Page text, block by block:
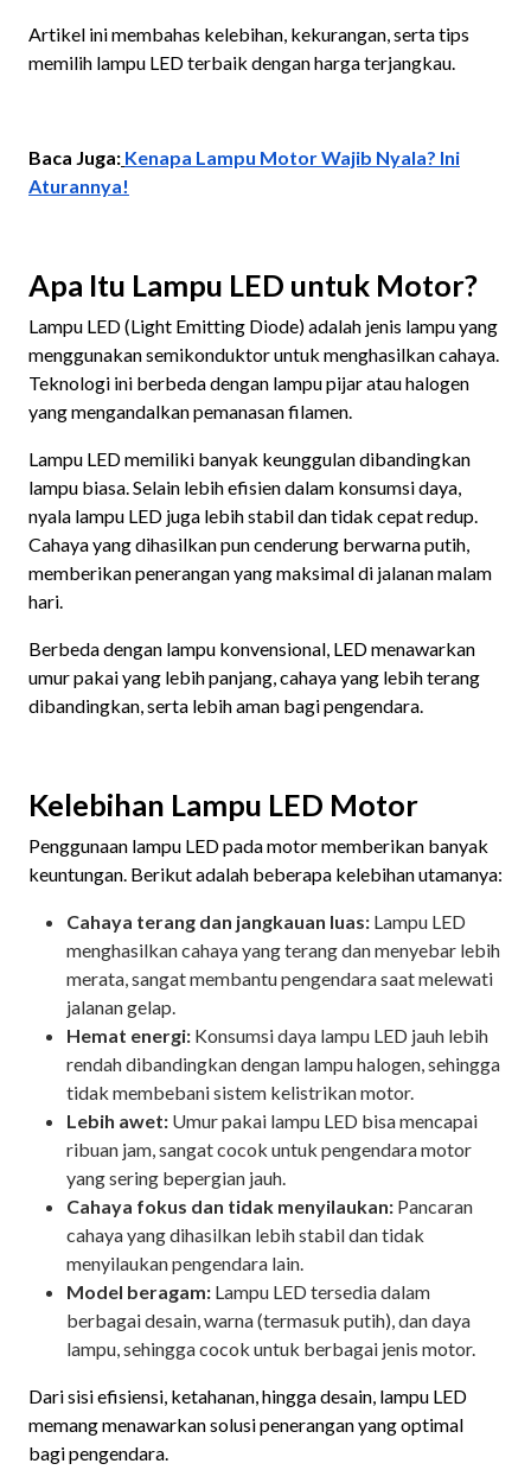
Artikel ini membahas kelebihan, kekurangan, serta tips
memilih lampu LED terbaik dengan harga terjangkau.
Baca Juga: Kenapa Lampu Motor Wajib Nyala? Ini
Aturannya!
Apa Itu Lampu LED untuk Motor?
Lampu LED (Light Emitting Diode) adalah jenis lampu yang
menggunakan semikonduktor untuk menghasilkan cahaya.
Teknologi ini berbeda dengan lampu pijar atau halogen
yang mengandalkan pemanasan filamen.
Lampu LED memiliki banyak keunggulan dibandingkan
lampu biasa. Selain lebih efisien dalam konsumsi daya,
nyala lampu LED juga lebih stabil dan tidak cepat redup.
Cahaya yang dihasilkan pun cenderung berwarna putih,
memberikan penerangan yang maksimal di jalanan malam
hari.
Berbeda dengan lampu konvensional, LED menawarkan
umur pakai yang lebih panjang, cahaya yang lebih terang
dibandingkan, serta lebih aman bagi pengendara.
Kelebihan Lampu LED Motor
Penggunaan lampu LED pada motor memberikan banyak
keuntungan. Berikut adalah beberapa kelebihan utamanya:
Cahaya terang dan jangkauan luas: Lampu LED
menghasilkan cahaya yang terang dan menyebar lebih
merata, sangat membantu pengendara saat melewati
jalanan gelap.
Hemat energi: Konsumsi daya lampu LED jauh lebih
rendah dibandingkan dengan lampu halogen, sehingga
tidak membebani sistem kelistrikan motor.
Lebih awet: Umur pakai lampu LED bisa mencapai
ribuan jam, sangat cocok untuk pengendara motor
yang sering bepergian jauh.
Cahaya fokus dan tidak menyilaukan: Pancaran
cahaya yang dihasilkan lebih stabil dan tidak
menyilaukan pengendara lain.
Model beragam: Lampu LED tersedia dalam
berbagai desain, warna (termasuk putih), dan daya
lampu, sehingga cocok untuk berbagai jenis motor.
Dari sisi efisiensi, ketahanan, hingga desain, lampu LED
memang menawarkan solusi penerangan yang optimal
bagi pengendara.